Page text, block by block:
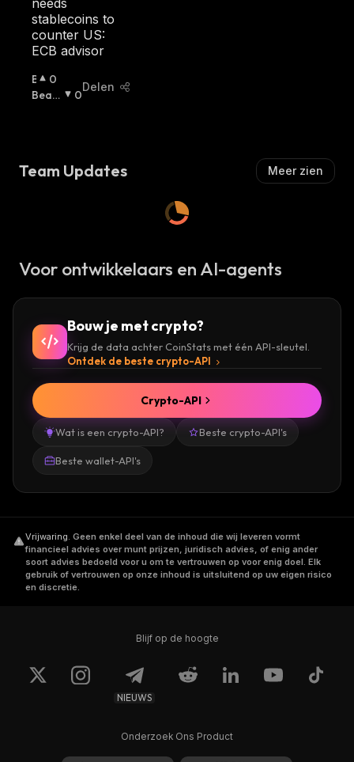
needs
stablecoins to
counter US:
ECB advisor
B
U
:
0
Beari
0
Delen
Team Updates Meer zien
Voor ontwikkelaars en AI-agents
Bouw je met crypto?
Krijg de data achter CoinStats met één API-sleutel.
Ontdek de beste crypto-API
Wat is een crypto-API? Beste crypto-API's
Beste wallet-API's
Crypto-API
Vrijwaring. Geen enkel deel van de inhoud die wij leveren vormt
financieel advies over munt prijzen, juridisch advies, of enig ander
soort advies bedoeld voor u om te vertrouwen op voor enig doel. Elk
gebruik of vertrouwen op onze inhoud is uitsluitend op uw eigen risico
en discretie.
Blijf op de hoogte
NIEUWS
Onderzoek Ons Product